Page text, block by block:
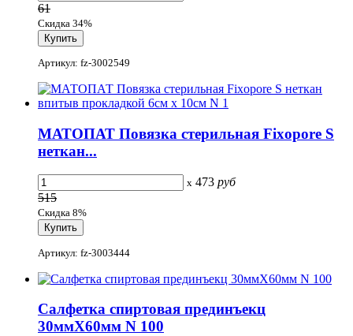
61
Скидка 34%
Артикул: fz-3002549
МАТОПАТ Повязка стерильная Fixopore S
неткан...
x 473 руб
515
Скидка 8%
Артикул: fz-3003444
Салфетка спиртовая прединъекц
30ммХ60мм N 100